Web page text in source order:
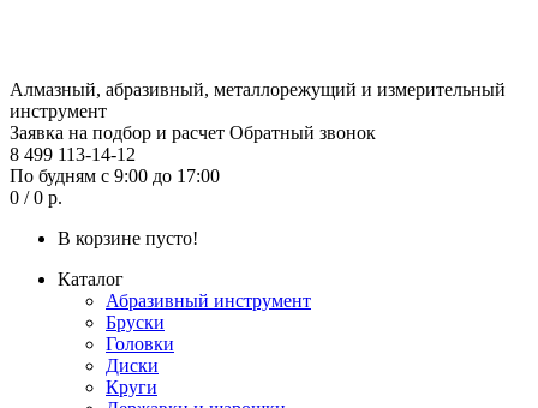
Алмазный, абразивный, металлорежущий и измерительный
инструмент
Заявка на подбор и расчет Обратный звонок
8 499 113-14-12
По будням с 9:00 до 17:00
0 / 0 р.
В корзине пусто!
Каталог
Абразивный инструмент
Бруски
Головки
Диски
Круги